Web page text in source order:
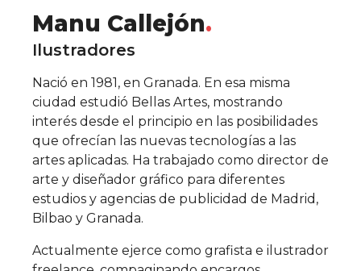
Manu Callejón
Ilustradores
Nació en 1981, en Granada. En esa misma
ciudad estudió Bellas Artes, mostrando
interés desde el principio en las posibilidades
que ofrecían las nuevas tecnologías a las
artes aplicadas. Ha trabajado como director de
arte y diseñador gráfico para diferentes
estudios y agencias de publicidad de Madrid,
Bilbao y Granada.
Actualmente ejerce como grafista e ilustrador